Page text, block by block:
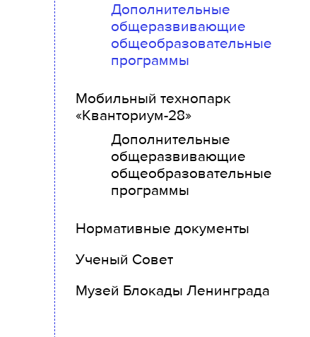
Дополнительные
общеразвивающие
общеобразовательные
программы
Мобильный технопарк
«Кванториум-28»
Дополнительные
общеразвивающие
общеобразовательные
программы
Нормативные документы
Ученый Совет
Музей Блокады Ленинграда